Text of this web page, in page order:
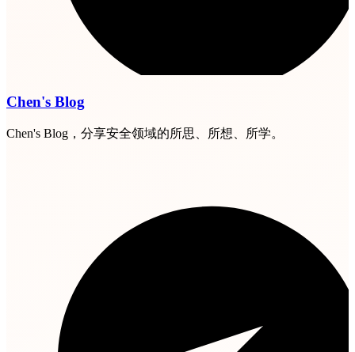
Chen's Blog
Chen's Blog，分享安全领域的所思、所想、所学。